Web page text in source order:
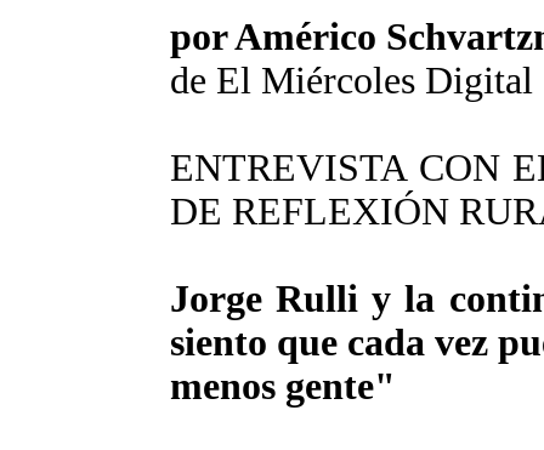
por Américo
de El Miércoles Digital
ENTREVISTA CON
DE REFLEXIÓN
Jorge Rulli y la
siento que cada vez
menos gente"